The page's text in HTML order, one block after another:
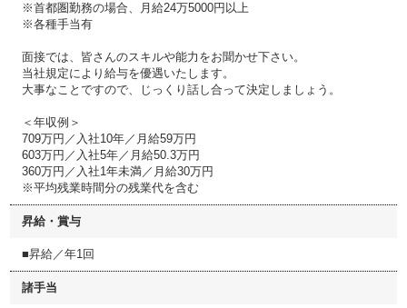
※首都圏勤務の場合、月給24万5000円以上
※各種手当有
面接では、皆さんのスキルや能力をお聞かせ下さい。
当社規定により給与を優遇いたします。
大事なことですので、じっくり話し合って決定しましょう。
＜年収例＞
709万円／入社10年／月給59万円
603万円／入社5年／月給50.3万円
360万円／入社1年未満／月給30万円
※平均残業時間分の残業代を含む
昇給・賞与
■昇給／年1回
諸手当